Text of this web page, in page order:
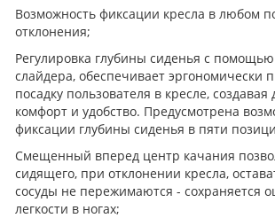
Возможность фиксации кресла в любом
отклонения;
Регулировка глубины сиденья с
слайдера, обеспечивает эргономически
посадку пользователя в кресле,
комфорт и удобство. Предусмотрена
фиксации глубины сиденья в пяти
Смещенный вперед центр качания
сидящего, при отклонении кресла,
сосуды не пережимаются - сохраняется
легкости в ногах;